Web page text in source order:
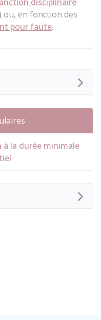
ou, en fonction des
pour faute.
la durée minimale